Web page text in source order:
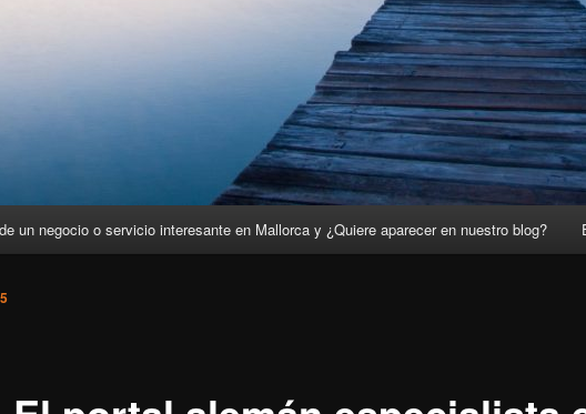
un negocio o servicio interesante en Mallorca y ¿Quiere aparecer en nuestro blog?